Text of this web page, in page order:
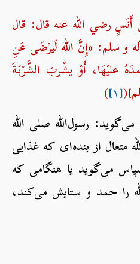
أَنَسٍ رضي الله عنه قال: قال
و سلم: «إِنَّ الله لَيرْضَى عَنِ
عليْهَا، أَوْ يشْربَ الشَّرْبَةَ
[۱] )
رسول‌الله صلی الله
متعال از بنده‌ای که غذایی
می‌گوید یا هنگامی که
را حمد و ستایش می‌کند،